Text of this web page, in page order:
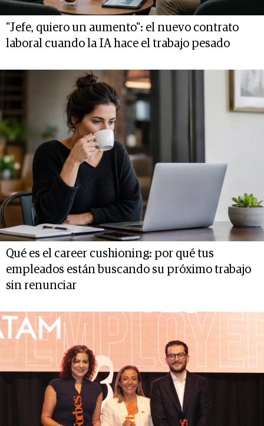
"Jefe, quiero un aumento": el nuevo contrato
laboral cuando la IA hace el trabajo pesado
Qué es el career cushioning: por qué tus
empleados están buscando su próximo trabajo
sin renunciar